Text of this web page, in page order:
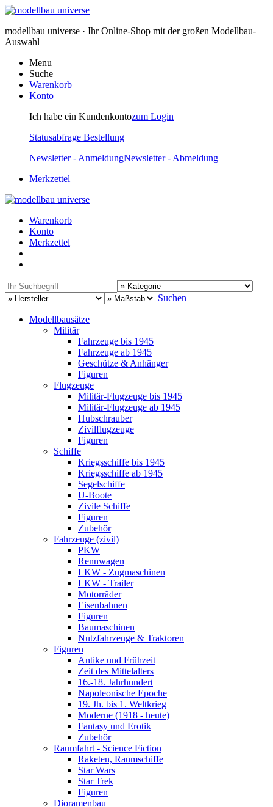
modellbau universe · Ihr Online-Shop mit der großen Modellbau-
Auswahl
Menu
Suche
Warenkorb
Konto
Ich habe ein Kundenkontozum Login
Statusabfrage Bestellung
Newsletter - AnmeldungNewsletter - Abmeldung
Merkzettel
Warenkorb
Konto
Merkzettel
Suchen
Modellbausätze
Militär
Fahrzeuge bis 1945
Fahrzeuge ab 1945
Geschütze & Anhänger
Figuren
Flugzeuge
Militär-Flugzeuge bis 1945
Militär-Flugzeuge ab 1945
Hubschrauber
Zivilflugzeuge
Figuren
Schiffe
Kriegsschiffe bis 1945
Kriegsschiffe ab 1945
Segelschiffe
U-Boote
Zivile Schiffe
Figuren
Zubehör
Fahrzeuge (zivil)
PKW
Rennwagen
LKW - Zugmaschinen
LKW - Trailer
Motorräder
Eisenbahnen
Figuren
Baumaschinen
Nutzfahrzeuge & Traktoren
Figuren
Antike und Frühzeit
Zeit des Mittelalters
16.-18. Jahrhundert
Napoleonische Epoche
19. Jh. bis 1. Weltkrieg
Moderne (1918 - heute)
Fantasy und Erotik
Zubehör
Raumfahrt - Science Fiction
Raketen, Raumschiffe
Star Wars
Star Trek
Figuren
Dioramenbau